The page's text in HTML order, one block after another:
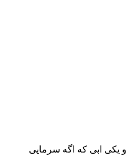
به آبشار هست یکی خاکی و یکی ابی که اگه سرمایی